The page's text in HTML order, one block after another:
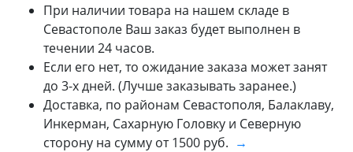
При наличии товара на нашем складе в
Севастополе Ваш заказ будет выполнен в
течении 24 часов.
Если его нет, то ожидание заказа может занят
до 3-х дней. (Лучше заказывать заранее.)
Доставка, по районам Севастополя, Балаклаву,
Инкерман, Сахарную Головку и Северную
сторону на сумму от 1500 руб. →